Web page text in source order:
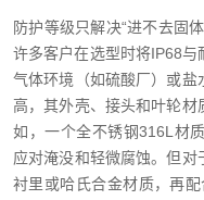
防护等级只解决“进不去固
许多客户在选型时将IP68
气体环境（如硫酸厂）或
高，其外壳、接头和叶轮材
如，一个全不锈钢316L材
应对淹没和轻微腐蚀。但
衬里或哈氏合金材质，再